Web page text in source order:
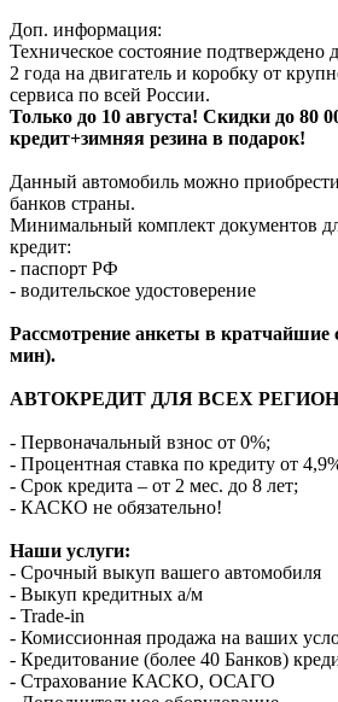
Доп. информация:
Техническое состояние подтверждено
2 года на двигатель и коробку от
сервиса по всей России.
Только до 10 августа! Скидки до 80
кредит+зимняя резина в подарок!
Данный автомобиль можно
банков страны.
Минимальный комплект документов
кредит:
- паспорт РФ
- водительское удостоверение
Рассмотрение анкеты в кратчайшие
мин).
АВТОКРЕДИТ ДЛЯ ВСЕХ
- Первоначальный взнос от 0%;
- Процентная ставка по кредиту от
- Срок кредита – от 2 мес. до 8 лет;
- КАСКО не обязательно!
Наши услуги:
- Срочный выкуп вашего автомобиля
- Выкуп кредитных а/м
- Trade-in
- Комиссионная продажа на ваших
- Кредитование (более 40 Банков)
- Страхование КАСКО, ОСАГО